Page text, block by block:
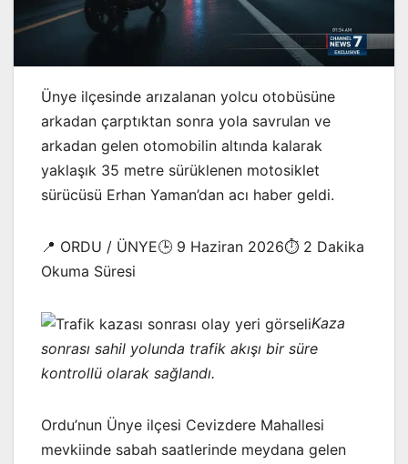
Ünye ilçesinde arızalanan yolcu otobüsüne
arkadan çarptıktan sonra yola savrulan ve
arkadan gelen otomobilin altında kalarak
yaklaşık 35 metre sürüklenen motosiklet
sürücüsü Erhan Yaman’dan acı haber geldi.
📍 ORDU / ÜNYE🕒 9 Haziran 2026⏱️ 2 Dakika
Okuma Süresi
Kaza
sonrası sahil yolunda trafik akışı bir süre
kontrollü olarak sağlandı.
Ordu’nun Ünye ilçesi Cevizdere Mahallesi
mevkiinde sabah saatlerinde meydana gelen